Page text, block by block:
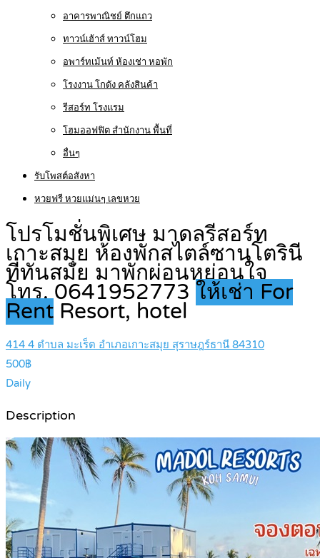
อาคารพาณิชย์ ตึกแถว
ทาวน์เฮ้าส์ ทาวน์โฮม
อพาร์ทเม้นท์ ห้องเช่า หอพัก
โรงงาน โกดัง คลังสินค้า
รีสอร์ท โรงแรม
โฮมออฟฟิต สำนักงาน พื้นที่
อื่นๆ
รับโพสต์อสังหา
หวยฟรี หวยแม่นๆ เลขหวย
โปรโมชั่นพิเศษ มาดลรีสอร์ท
เกาะสมุย ห้องพักสไตล์ซานโตรินี
ที่ทันสมัย มาพักผ่อนหย่อนใจ
โทร. 0641952773 ให้เช่า For
Rent Resort, hotel
414 4 ตำบล มะเร็ต อำเภอเกาะสมุย สุราษฎร์ธานี 84310
500฿
Daily
Description